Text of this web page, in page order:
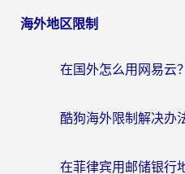
海外地区限制